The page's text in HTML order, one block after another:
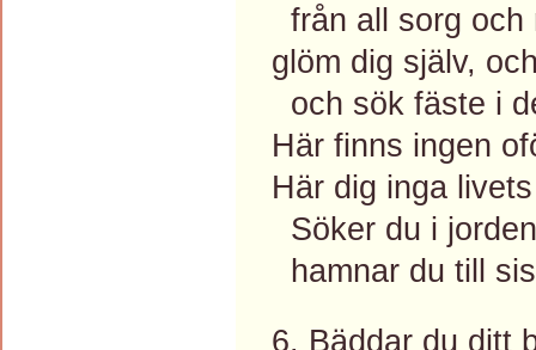
från all sorg och
glöm dig själv,
och sök fäste i
Här finns ingen
Här dig inga
Söker du i
hamnar du till
6. Bäddar du ditt